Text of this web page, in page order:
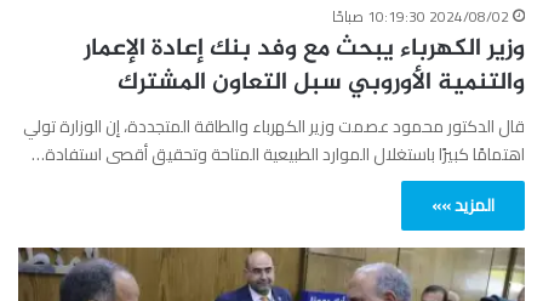
2024/08/02 10:19:30 صباحًا
وزير الكهرباء يبحث مع وفد بنك إعادة الإعمار
والتنمية الأوروبي سبل التعاون المشترك
قال الدكتور محمود عصمت وزير الكهرباء والطاقة المتجددة، إن الوزارة تولي
اهتمامًا كبيرًا باستغلال الموارد الطبيعية المتاحة وتحقيق أقصى استفادة…
المزيد »»